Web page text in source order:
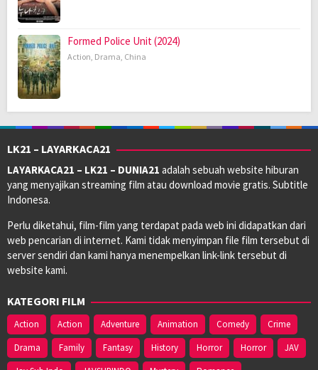
Formed Police Unit (2024)
Action Drama China
LK21 – LAYARKACA21
LAYARKACA21 – LK21 – DUNIA21 adalah sebuah website hiburan
yang menyajikan streaming film atau download movie gratis. Subtitle
Indonesa.
Perlu diketahui, film-film yang terdapat pada web ini didapatkan dari
web pencarian di internet. Kami tidak menyimpan file film tersebut di
server sendiri dan kami hanya menempelkan link-link tersebut di
website kami.
KATEGORI FILM
Action Action Adventure Animation Comedy
Crime
Drama
Family Fantasy History Horror Horror
JAV